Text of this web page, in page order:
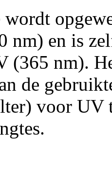
wordt
nm) en is
(365 nm).
de
voor UV